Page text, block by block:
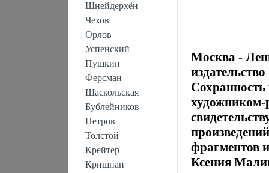
Шнейдерхён
Чехов
Орлов
Успенский
Пушкин
Ферсман
Шаскольская
Бублейников
Петров
Толстой
Крейтер
Кришнан
Москва -
художником-
фрагментов
Ксения